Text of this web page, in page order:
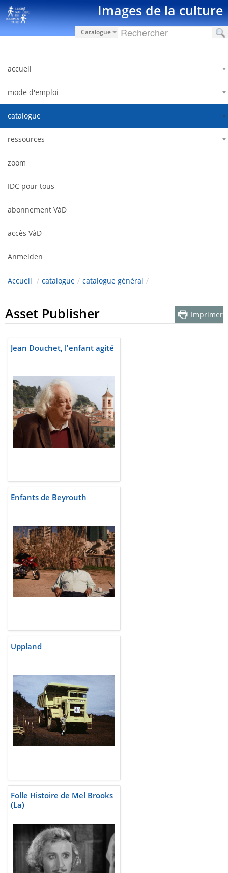
Zum Inhalt wechseln Images de la culture
Catalogue
accueil
mode d'emploi
catalogue
ressources
zoom
IDC pour tous
abonnement VàD
accès VàD
Anmelden
Accueil / catalogue / catalogue général /
Asset Publisher Imprimer
Jean Douchet, l'enfant agité
Enfants de Beyrouth
Uppland
Folle Histoire de Mel Brooks
(La)